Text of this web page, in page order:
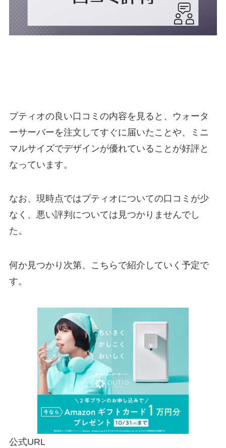
プティオの良い口コミの内容を見ると、ウォータ
ーサーバーを注文してすぐに届いたことや、ミニ
マルサイズでデザインが優れていることが好評と
なっています。
なお、現時点ではプティオについての口コミが少
なく、悪い評判については見つかりませんでし
た。
何か見つかり次第、こちらで紹介していく予定で
す。
公式URL